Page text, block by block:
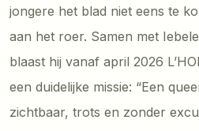
jongere het blad niet eens te
aan het roer. Samen met
blaast hij vanaf april 2026
een duidelijke missie: “Een
zichtbaar, trots en zonder